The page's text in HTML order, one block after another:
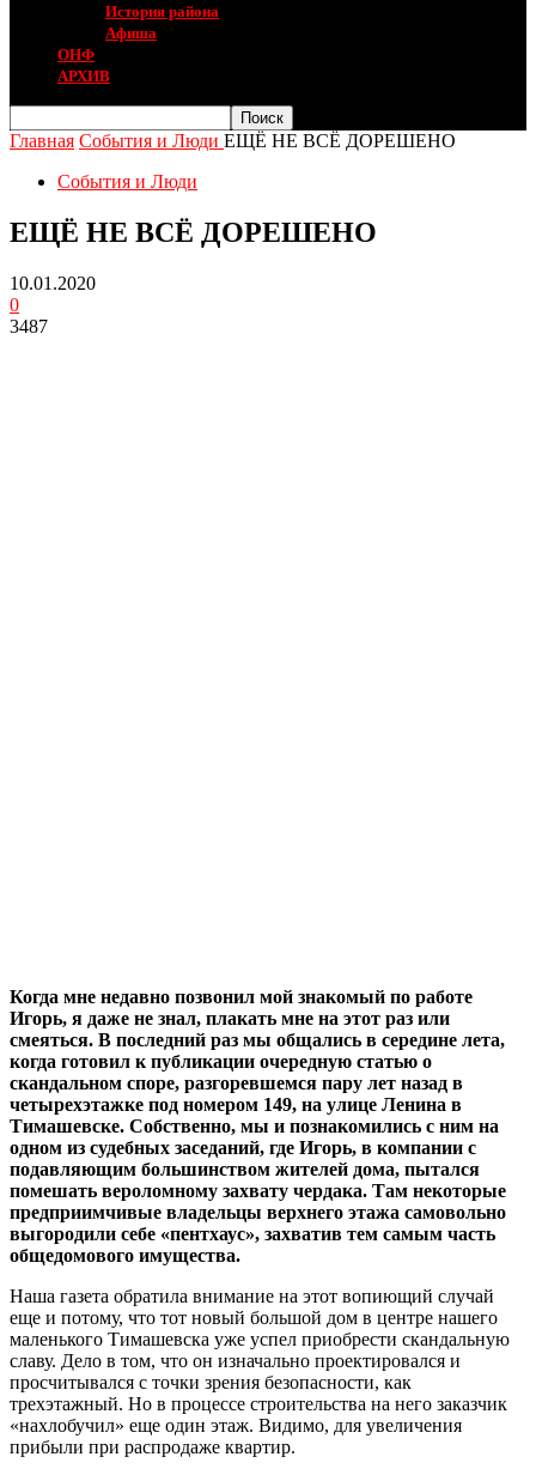
История района
Афиша
ОНФ
АРХИВ
Главная События и Люди ЕЩЁ НЕ ВСЁ ДОРЕШЕНО
События и Люди
ЕЩЁ НЕ ВСЁ ДОРЕШЕНО
10.01.2020
0
3487
Когда мне недавно позвонил мой знакомый по работе
Игорь, я даже не знал, плакать мне на этот раз или
смеяться. В последний раз мы общались в середине лета,
когда готовил к публикации очередную статью о
скандальном споре, разгоревшемся пару лет назад в
четырехэтажке под номером 149, на улице Ленина в
Тимашевске. Собственно, мы и познакомились с ним на
одном из судебных заседаний, где Игорь, в компании с
подавляющим большинством жителей дома, пытался
помешать вероломному захвату чердака. Там некоторые
предприимчивые владельцы верхнего этажа самовольно
выгородили себе «пентхаус», захватив тем самым часть
общедомового имущества.
Наша газета обратила внимание на этот вопиющий случай
еще и потому, что тот новый большой дом в центре нашего
маленького Тимашевска уже успел приобрести скандальную
славу. Дело в том, что он изначально проектировался и
просчитывался с точки зрения безопасности, как
трехэтажный. Но в процессе строительства на него заказчик
«нахлобучил» еще один этаж. Видимо, для увеличения
прибыли при распродаже квартир.